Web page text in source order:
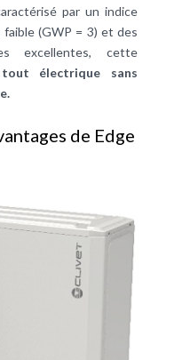
par un indice
(GWP = 3) et des
excellentes, cette
électrique sans
de Edge